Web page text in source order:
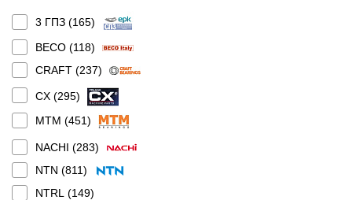
3 ГПЗ (165)
BECO (118)
CRAFT (237)
CX (295)
MTM (451)
NACHI (283)
NTN (811)
NTRL (149)